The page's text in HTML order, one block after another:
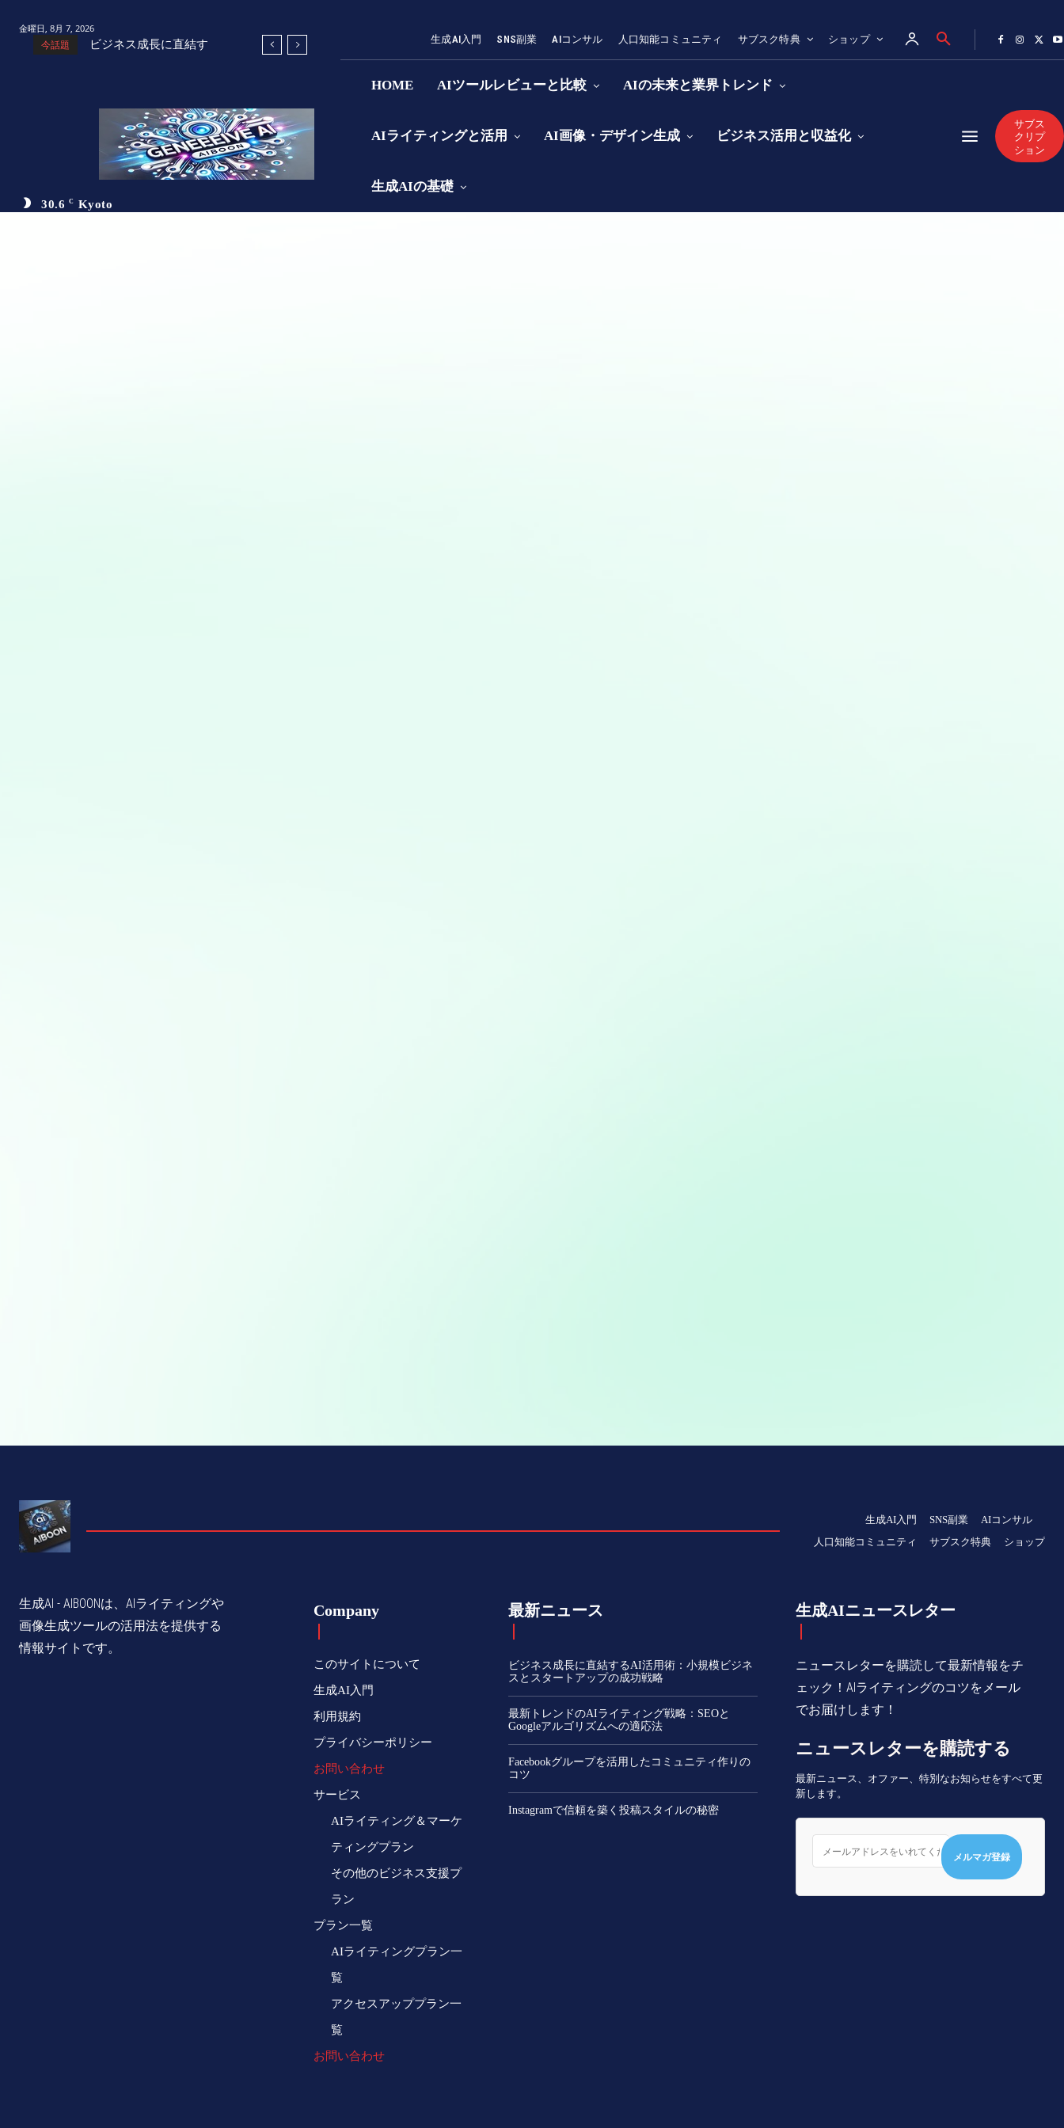
金曜日, 8月 7, 2026
今話題
ビジネス成長に直結す
30.6 C Kyoto
生成AI入門 SNS副業 AIコンサル 人口知能コミュニティ サブスク特典 ショップ
HOME AIツールレビューと比較 AIの未来と業界トレンド
AIライティングと活用 AI画像・デザイン生成 ビジネス活用と収益化
生成AIの基礎
サブス
クリプ
ション
生成AI入門 SNS副業
AIコンサル
人口知能コミュニティ
サブスク特典 ショップ
生成AI - AIBOONは、AIライティングや
画像生成ツールの活用法を提供する
情報サイトです。
Company
このサイトについて
生成AI入門
利用規約
プライバシーポリシー
お問い合わせ
サービス
AIライティング＆マーケ
ティングプラン
その他のビジネス支援プ
ラン
プラン一覧
AIライティングプラン一
覧
アクセスアッププラン一
覧
お問い合わせ
最新ニュース
ビジネス成長に直結するAI活用術：小規模ビジネ
スとスタートアップの成功戦略
最新トレンドのAIライティング戦略：SEOと
Googleアルゴリズムへの適応法
Facebookグループを活用したコミュニティ作りの
コツ
Instagramで信頼を築く投稿スタイルの秘密
生成AIニュースレター
ニュースレターを購読して最新情報をチ
ェック！AIライティングのコツをメール
でお届けします！
ニュースレターを購読する
最新ニュース、オファー、特別なお知らせをすべて更
新します。
メルマガ登録